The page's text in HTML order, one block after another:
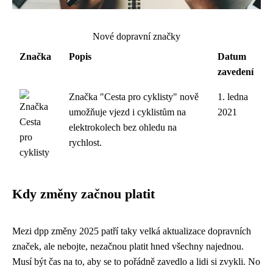
Nové dopravní značky
Značka
Popis
Datum
zavedení
Značka "Cesta pro cyklisty" nově
umožňuje vjezd i cyklistům na
elektrokolech bez ohledu na
rychlost.
1. ledna
2021
Kdy změny začnou platit
Mezi dpp změny 2025 patří taky velká aktualizace dopravních
značek, ale nebojte, nezačnou platit hned všechny najednou.
Musí být čas na to, aby se to pořádně zavedlo a lidi si zvykli. No